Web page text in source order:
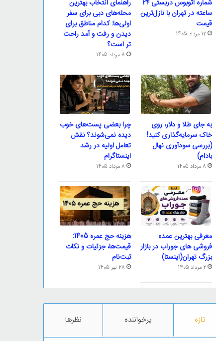
شماره اتوبوس دربستی ۲۴
ساعته در تهران با نازل‌ترین
قیمت
12 مرداد 1405
راهنمای انتخاب بهترین
محله‌های دبی برای سفر
اولی‌ها: کدام مناطق برای
دیدن و رفت و آمد راحت
تر است؟
8 مرداد 1405
به جای طلا و دلار، روی
خاک سرمایه‌گذاری کنید!
(بررسی سودآوری نهال
بادام)
8 مرداد 1405
چرا بعضی پست‌های خوب
دیده نمی‌شوند؟ نقش
تعامل اولیه در رشد
اینستاگرام
8 مرداد 1405
معرفی بهترین عمده
فروشی های جوراب در بازار
بزرگ تهران(اینستا)
2 مرداد 1405
هزینه حج عمره 1405:
قیمت‌ها، جزئیات و نکات
ثبت‌نام
28 تیر 1405
تازه پرخواننده نظرها